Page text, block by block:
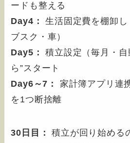
ードも整える
Day4：
生活固定費を棚卸
ブスク・車）
Day5：
積立設定（毎月・自
ら”スタート
Day6～7：
家計簿アプリ
を1つ断捨離
30日目：
積立が回り始める